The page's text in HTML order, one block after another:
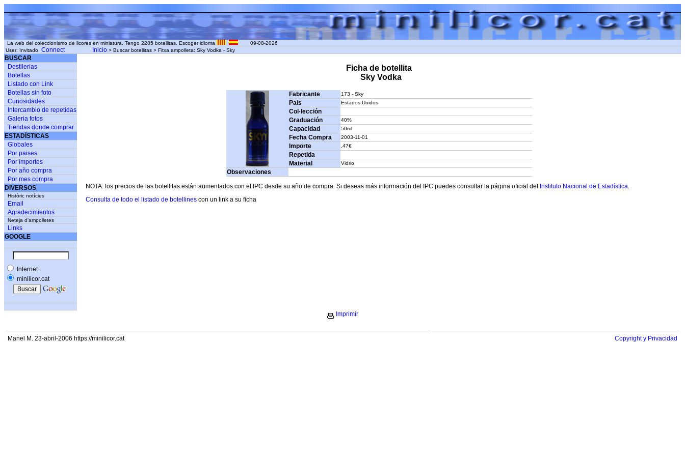
La web del coleccionismo de licores en miniatura. Tengo 2285 botellitas. Escoger idioma
09-08-2026
User: Invitado Connect Inicio > Buscar botellitas > Fitxa ampolleta: Sky Vodka - Sky
BUSCAR
Destilerias
Botellas
Listado con Link
Botellas sin foto
Curiosidades
Intercambio de repetidas
Galeria fotos
Tiendas donde comprar
ESTADÍSTICAS
Globales
Por paises
Por importes
Por año compra
Por mes compra
DIVERSOS
Històric notícies
Email
Agradecimientos
Neteja d'ampolletes
Links
GOOGLE
Internet
minilicor.cat
Ficha de botellita
Sky Vodka
Fabricante 173 - Sky
Pais Estados Unidos
Col·lección
Graduación
40%
Capacidad 50ml
Fecha Compra 2003-11-01
Importe ,47€
Repetida
Material
Vidrio
Observaciones
NOTA: los precios de las botellitas están aumentados con el IPC desde su año de compra. Si deseas más información del IPC puedes consultar la página oficial del
Instituto Nacional de Estadística.
Consulta de todo el listado de botellines con un link a su ficha
Imprimir
Manel M. 23-abril-2006 https://minilicor.cat Copyright y Privacidad